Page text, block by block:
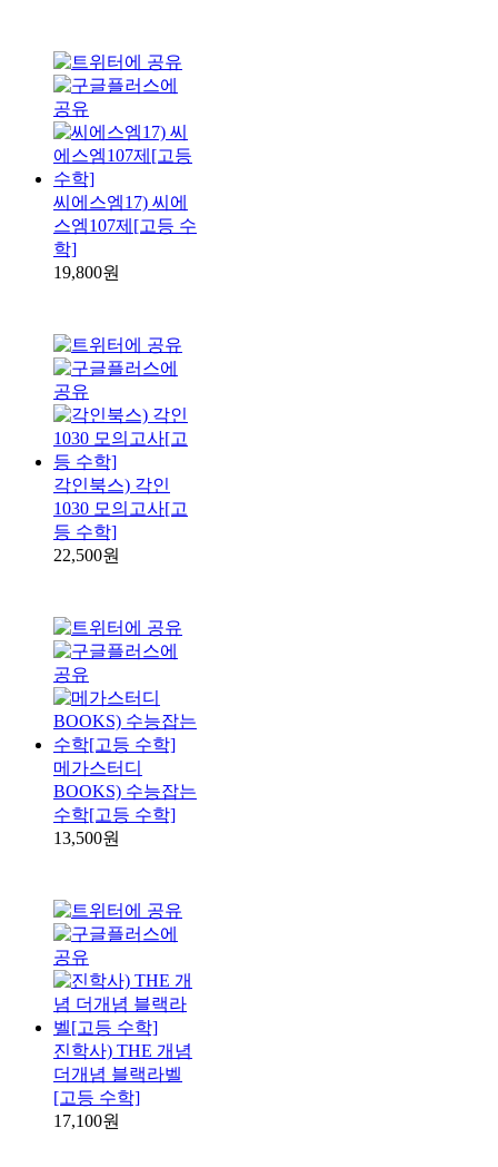
씨에스엠17) 씨에
스엠107제[고등 수
학]
19,800원
각인북스) 각인
1030 모의고사[고
등 수학]
22,500원
메가스터디
BOOKS) 수능잡는
수학[고등 수학]
13,500원
진학사) THE 개념
더개념 블랙라벨
[고등 수학]
17,100원